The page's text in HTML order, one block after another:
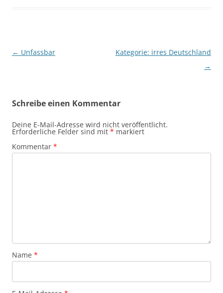
Beitragsnavigation
← Unfassbar
Kategorie: irres Deutschland
→
Schreibe einen Kommentar
Deine E-Mail-Adresse wird nicht veröffentlicht.
Erforderliche Felder sind mit * markiert
Kommentar *
Name *